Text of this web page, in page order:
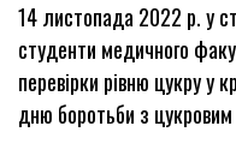
14 листопада 2022 р. у
студенти медичного
перевірки рівню цукру у
дню боротьби з